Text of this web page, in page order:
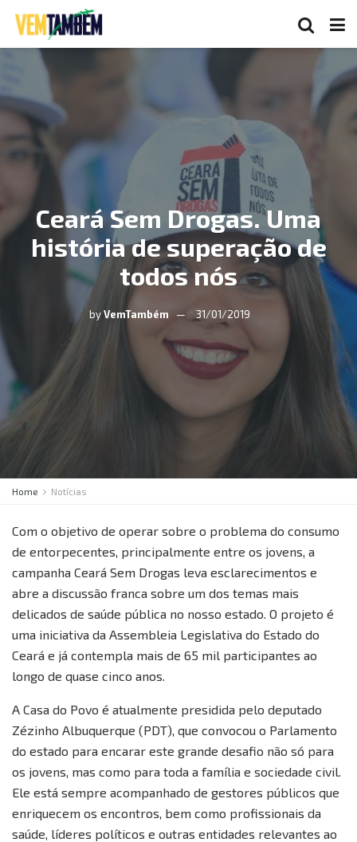
Ceará Sem Drogas. Uma
história de superação de
todos nós
byVemTambém 31/01/2019
Home Notícias
Com o objetivo de operar sobre o problema do consumo
de entorpecentes, principalmente entre os jovens, a
campanha Ceará Sem Drogas leva esclarecimentos e
abre a discussão franca sobre um dos temas mais
delicados de saúde pública no nosso estado. O projeto é
uma iniciativa da Assembleia Legislativa do Estado do
Ceará e já contempla mais de 65 mil participantes ao
longo de quase cinco anos.
A Casa do Povo é atualmente presidida pelo deputado
Zézinho Albuquerque (PDT), que convocou o Parlamento
do estado para encarar este grande desafio não só para
os jovens, mas como para toda a família e sociedade civil.
Ele está sempre acompanhado de gestores públicos que
enriquecem os encontros, bem como profissionais da
saúde, líderes políticos e outras entidades relevantes ao